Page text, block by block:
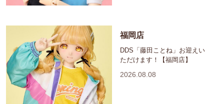
福岡店
DDS「藤田ことね」お迎えい
ただけます！【福岡店】
2026.08.08